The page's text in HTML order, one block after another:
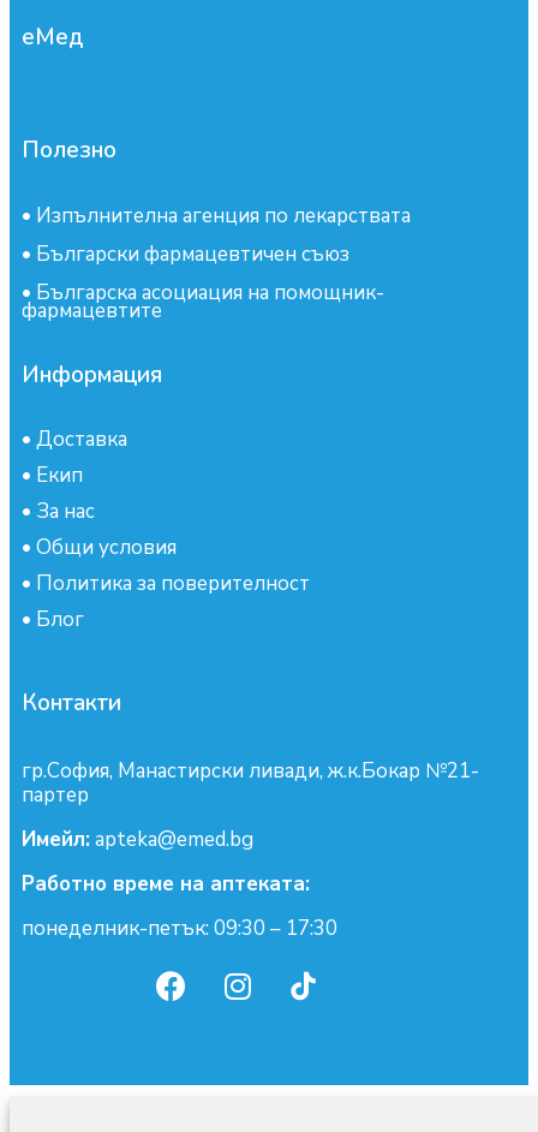
еМед
Полезно
• Изпълнителна агенция по лекарствата
• Български фармацевтичен съюз
• Българска асоциация на помощник-
фармацевтите
Информация
• Доставка
• Екип
• За нас
• Общи условия
• Политика за поверителност
• Блог
Контакти
гр.София, Манастирски ливади, ж.к.Бокар №21-
партер
Имейл:apteka@emed.bg
Работно време на аптеката:
понеделник-петък: 09:30 – 17:30